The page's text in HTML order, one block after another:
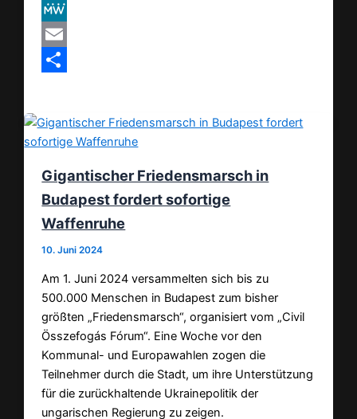
VK
MeWe
Email
Gigantischer Friedensmarsch in
Budapest fordert sofortige
Waffenruhe
10. Juni 2024
Am 1. Juni 2024 versammelten sich bis zu
500.000 Menschen in Budapest zum bisher
größten „Friedensmarsch“, organisiert vom „Civil
Összefogás Fórum“. Eine Woche vor den
Kommunal- und Europawahlen zogen die
Teilnehmer durch die Stadt, um ihre Unterstützung
für die zurückhaltende Ukrainepolitik der
ungarischen Regierung zu zeigen.